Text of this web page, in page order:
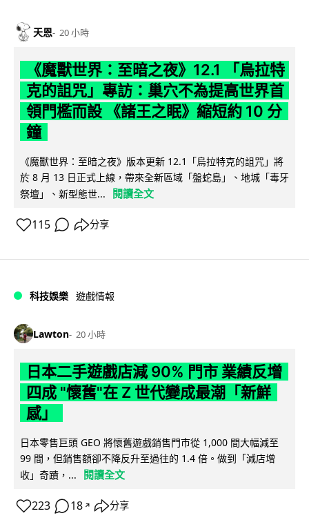
天恩 20 小時
《魔獸世界：至暗之夜》12.1 「烏拉特
克的詛咒」專訪：巢穴不為提高世界首
領門檻而設 《諸王之眠》縮短約 10 分
鐘
《魔獸世界：至暗之夜》版本更新 12.1「烏拉特克的詛咒」將
於 8 月 13 日正式上線，帶來全新區域「盤蛇島」、地城「毒牙
祭壇」、新型態世...
閱讀全文
115 分享
科技娛樂 遊戲情報
Lawton 20 小時
日本二手遊戲店減 90% 門市 業績反增
四成 "懷舊"在 Z 世代變成最潮「新鮮
感」
日本零售巨頭 GEO 將懷舊遊戲銷售門市從 1,000 間大幅減至
99 間，但銷售額卻不降反升至過往的 1.4 倍。做到「減店增
收」奇蹟，...
閱讀全文
223 18 ↗ 分享